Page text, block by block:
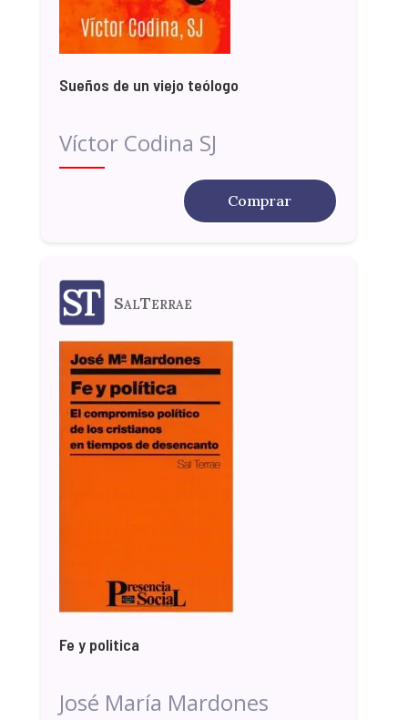
Sueños de un viejo teólogo
Víctor Codina SJ
Comprar
SalTerrae
Fe y politica
José María Mardones